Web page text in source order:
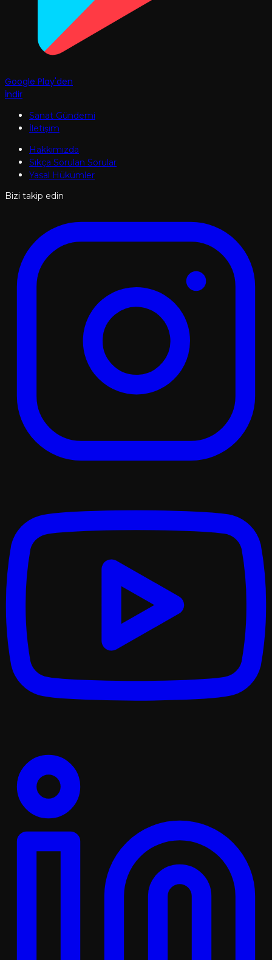
Google Play'den
İndir
Sanat Gündemi
İletişim
Hakkımızda
Sıkça Sorulan Sorular
Yasal Hükümler
Bizi takip edin